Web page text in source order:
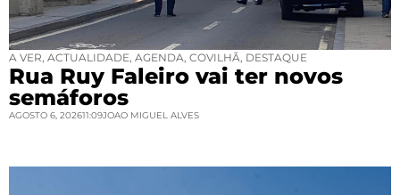
A VER ACTUALIDADE AGENDA COVILHÃ DESTAQUE
Rua Ruy Faleiro vai ter novos
semáforos
AGOSTO 6, 202611:09JOAO MIGUEL ALVES